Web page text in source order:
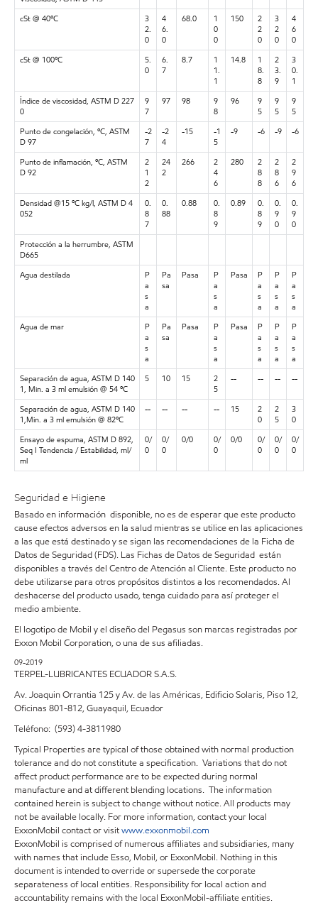
cSt @ 40ºC
3
2.
0
4
6.
0
68.0
1
0
0
150
2
2
0
3
2
0
4
6
0
cSt @ 100ºC
5.
0
6.
7
8.7
1
1.
1
14.8
1
8.
8
2
3.
9
3
0.
1
Índice de viscosidad, ASTM D 227
0
9
7
97 98
9
8
96
9
5
9
5
9
5
Punto de congelación, ºC, ASTM
D 97
-2
7
-2
4
-15
-1
5
-9 -6 -9 -6
Punto de inflamación, ºC, ASTM
D 92
2
1
2
24
2
266
2
4
6
280
2
8
8
2
8
6
2
9
6
Densidad @15 ºC kg/l, ASTM D 4
052
0.
8
7
0.
88
0.88
0.
8
9
0.89
0.
8
9
0.
9
0
0.
9
0
Protección a la herrumbre, ASTM
D665
Agua destilada
P
a
s
a
Pa
sa
Pasa
P
a
s
a
Pasa
P
a
s
a
P
a
s
a
P
a
s
a
Agua de mar
P
a
s
a
Pa
sa
Pasa
P
a
s
a
Pasa
P
a
s
a
P
a
s
a
P
a
s
a
Separación de agua, ASTM D 140
1, Min. a 3 ml emulsión @ 54 ºC
5 10 15
2
5
-- -- -- --
Separación de agua, ASTM D 140
1,Min. a 3 ml emulsión @ 82ºC
-- -- -- -- 15
2
0
2
5
3
0
Ensayo de espuma, ASTM D 892,
Seq I Tendencia / Estabilidad, ml/
ml
0/
0
0/
0
0/0
0/
0
0/0
0/
0
0/
0
0/
0
Seguridad e Higiene
Basado en información disponible, no es de esperar que este producto
cause efectos adversos en la salud mientras se utilice en las aplicaciones
a las que está destinado y se sigan las recomendaciones de la Ficha de
Datos de Seguridad (FDS). Las Fichas de Datos de Seguridad están
disponibles a través del Centro de Atención al Cliente. Este producto no
debe utilizarse para otros propósitos distintos a los recomendados. Al
deshacerse del producto usado, tenga cuidado para así proteger el
medio ambiente.
El logotipo de Mobil y el diseño del Pegasus son marcas registradas por
Exxon Mobil Corporation, o una de sus afiliadas.
09-2019
TERPEL-LUBRICANTES ECUADOR S.A.S.
Av. Joaquin Orrantia 125 y Av. de las Américas, Edificio Solaris, Piso 12,
Oficinas 801-812, Guayaquil, Ecuador
Teléfono: (593) 4-3811980
Typical Properties are typical of those obtained with normal production
tolerance and do not constitute a specification. Variations that do not
affect product performance are to be expected during normal
manufacture and at different blending locations. The information
contained herein is subject to change without notice. All products may
not be available locally. For more information, contact your local
ExxonMobil contact or visitwww.exxonmobil.com
ExxonMobil is comprised of numerous affiliates and subsidiaries, many
with names that include Esso, Mobil, or ExxonMobil. Nothing in this
document is intended to override or supersede the corporate
separateness of local entities. Responsibility for local action and
accountability remains with the local ExxonMobil-affiliate entities.